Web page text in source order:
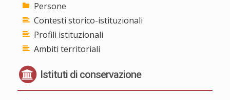
Persone
Contesti storico-istituzionali
Profili istituzionali
Ambiti territoriali
Istituti di conservazione